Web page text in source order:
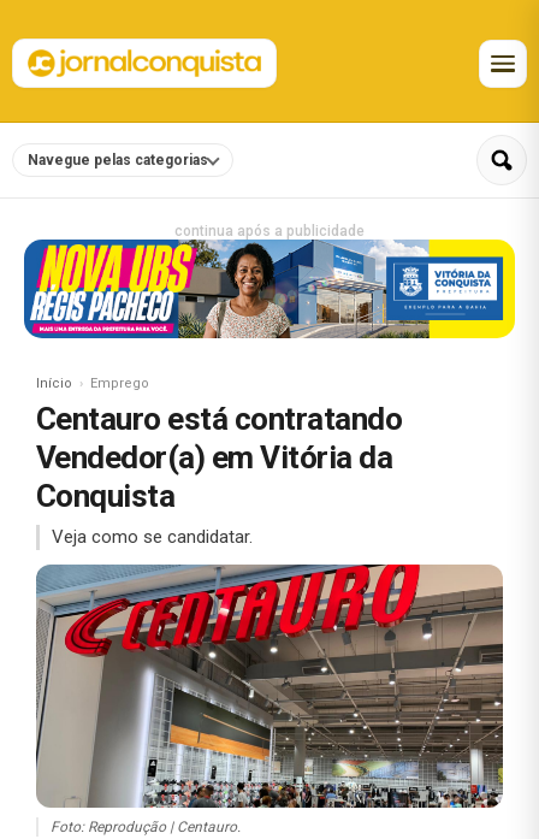
Navegue pelas categorias
continua após a publicidade
Início Emprego
Centauro está contratando
Vendedor(a) em Vitória da
Conquista
Veja como se candidatar.
Foto: Reprodução | Centauro.